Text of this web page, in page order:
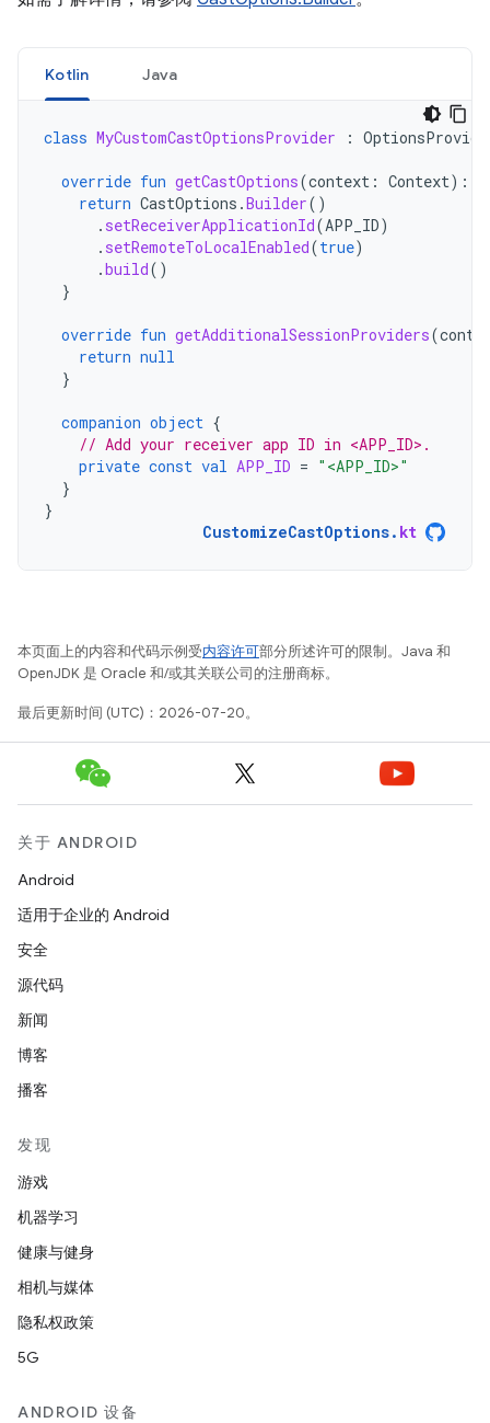
Kotlin Java
class MyCustomCastOptionsProvider :
override fun getCastOptions(context : Context):
return CastOptions .Builder()
. setReceiverApplicationId(APP_ID)
. setRemoteToLocalEnabled(true)
.build()
}
override fun getAdditionalSessionProviders(
return null
}
companion object {
// Add your receiver app ID in <APP_ID>.
private const val APP_ID = "<APP_ID>"
}
}
CustomizeCastOptions. kt
本页面上的内容和代码示例受内容许可部分所述许可的限制。Java 和
OpenJDK 是 Oracle 和/或其关联公司的注册商标。
最后更新时间 (UTC)：2026-07-20。
关于 ANDROID
Android
适用于企业的 Android
安全
源代码
新闻
博客
播客
发现
游戏
机器学习
健康与健身
相机与媒体
隐私权政策
5G
ANDROID 设备